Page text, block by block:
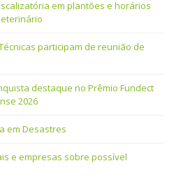
em plantões e horários
participam de reunião de
destaque no Prêmio Fundect
2026
em Desastres
e empresas sobre possível